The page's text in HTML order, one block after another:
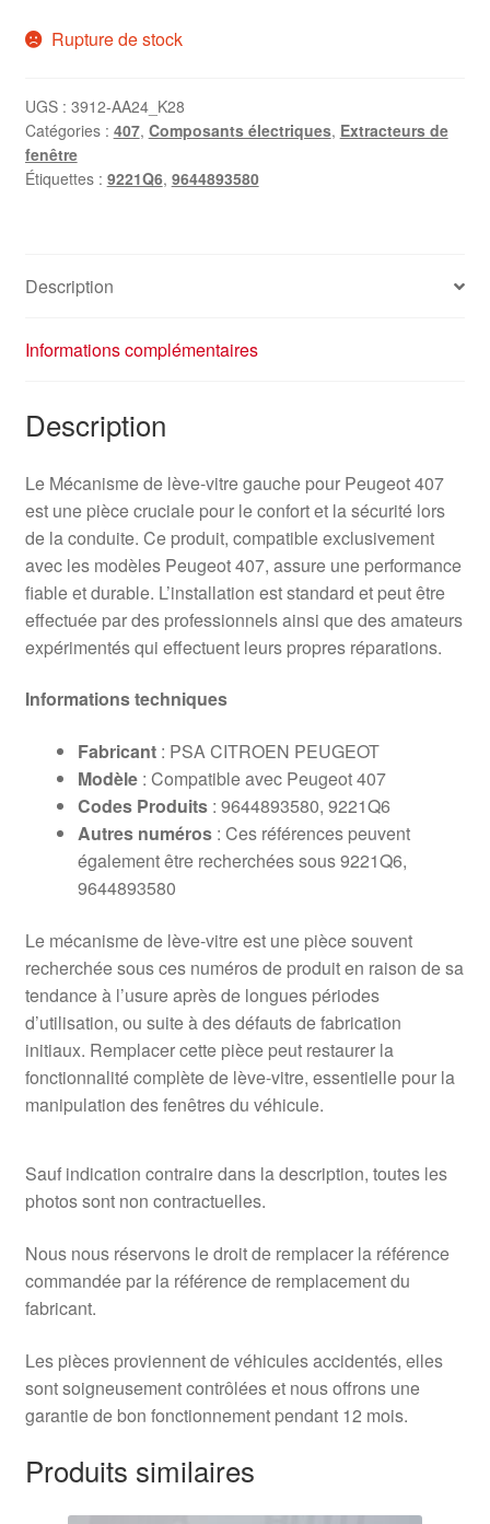
Rupture de stock
UGS : 3912-AA24_K28
Catégories : 407, Composants électriques, Extracteurs de
fenêtre
Étiquettes : 9221Q6, 9644893580
Description
Informations complémentaires
Description
Le Mécanisme de lève-vitre gauche pour Peugeot 407
est une pièce cruciale pour le confort et la sécurité lors
de la conduite. Ce produit, compatible exclusivement
avec les modèles Peugeot 407, assure une performance
fiable et durable. L’installation est standard et peut être
effectuée par des professionnels ainsi que des amateurs
expérimentés qui effectuent leurs propres réparations.
Informations techniques
Fabricant: PSA CITROEN PEUGEOT
Modèle: Compatible avec Peugeot 407
Codes Produits: 9644893580, 9221Q6
Autres numéros: Ces références peuvent
également être recherchées sous 9221Q6,
9644893580
Le mécanisme de lève-vitre est une pièce souvent
recherchée sous ces numéros de produit en raison de sa
tendance à l’usure après de longues périodes
d’utilisation, ou suite à des défauts de fabrication
initiaux. Remplacer cette pièce peut restaurer la
fonctionnalité complète de lève-vitre, essentielle pour la
manipulation des fenêtres du véhicule.
Sauf indication contraire dans la description, toutes les
photos sont non contractuelles.
Nous nous réservons le droit de remplacer la référence
commandée par la référence de remplacement du
fabricant.
Les pièces proviennent de véhicules accidentés, elles
sont soigneusement contrôlées et nous offrons une
garantie de bon fonctionnement pendant 12 mois.
Produits similaires